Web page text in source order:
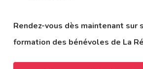
Rendez-vous dès maintenant sur
formation des bénévoles de La